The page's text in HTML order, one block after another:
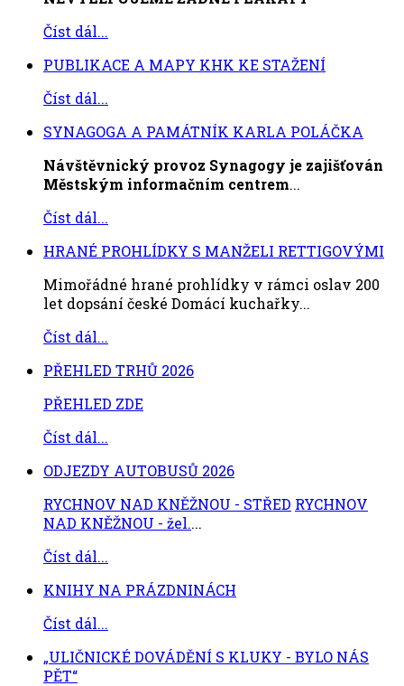
Číst dál...
PUBLIKACE A MAPY KHK KE STAŽENÍ
Číst dál...
SYNAGOGA A PAMÁTNÍK KARLA POLÁČKA
Návštěvnický provoz Synagogy je zajišťován
Městským informačním centrem...
Číst dál...
HRANÉ PROHLÍDKY S MANŽELI RETTIGOVÝMI
Mimořádné hrané prohlídky v rámci oslav 200
let dopsání české Domácí kuchařky...
Číst dál...
PŘEHLED TRHŮ 2026
PŘEHLED ZDE
Číst dál...
ODJEZDY AUTOBUSŮ 2026
RYCHNOV NAD KNĚŽNOU - STŘED RYCHNOV
NAD KNĚŽNOU - žel....
Číst dál...
KNIHY NA PRÁZDNINÁCH
Číst dál...
„ULIČNICKÉ DOVÁDĚNÍ S KLUKY - BYLO NÁS
PĚT“